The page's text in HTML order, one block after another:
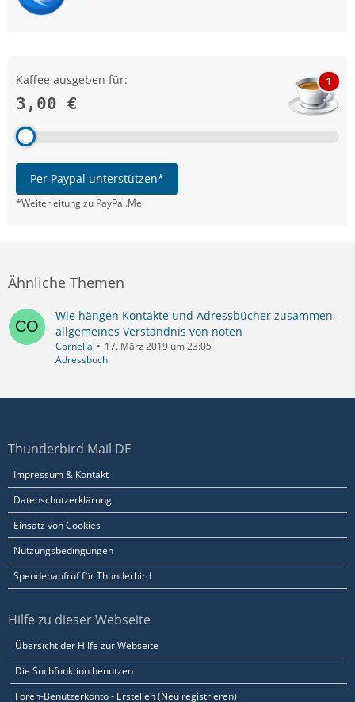
Kaffee ausgeben für:
3,00 €
1
Per Paypal unterstützen*
*Weiterleitung zu PayPal.Me
Ähnliche Themen
Wie hängen Kontakte und Adressbücher zusammen -
allgemeines Verständnis von nöten
Cornelia
17. März 2019 um 23:05
Adressbuch
Thunderbird Mail DE
Impressum & Kontakt
Datenschutzerklärung
Einsatz von Cookies
Nutzungsbedingungen
Spendenaufruf für Thunderbird
Hilfe zu dieser Webseite
Übersicht der Hilfe zur Webseite
Die Suchfunktion benutzen
Foren-Benutzerkonto - Erstellen (Neu registrieren)